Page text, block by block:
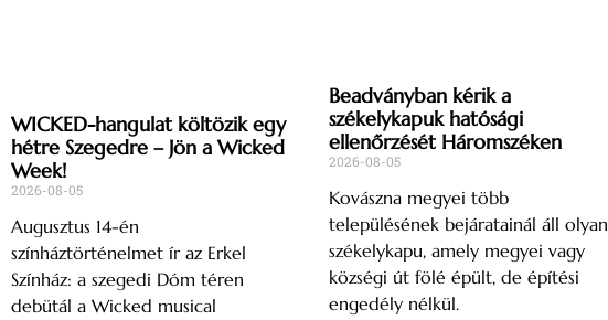
WICKED-hangulat költözik egy
hétre Szegedre – Jön a Wicked
Week!
2026-08-05
Augusztus 14-én
színháztörténelmet ír az Erkel
Színház: a szegedi Dóm téren
debütál a Wicked musical
Beadványban kérik a
székelykapuk hatósági
ellenőrzését Háromszéken
2026-08-05
Kovászna megyei több
településének bejáratainál áll olyan
székelykapu, amely megyei vagy
községi út fölé épült, de építési
engedély nélkül.